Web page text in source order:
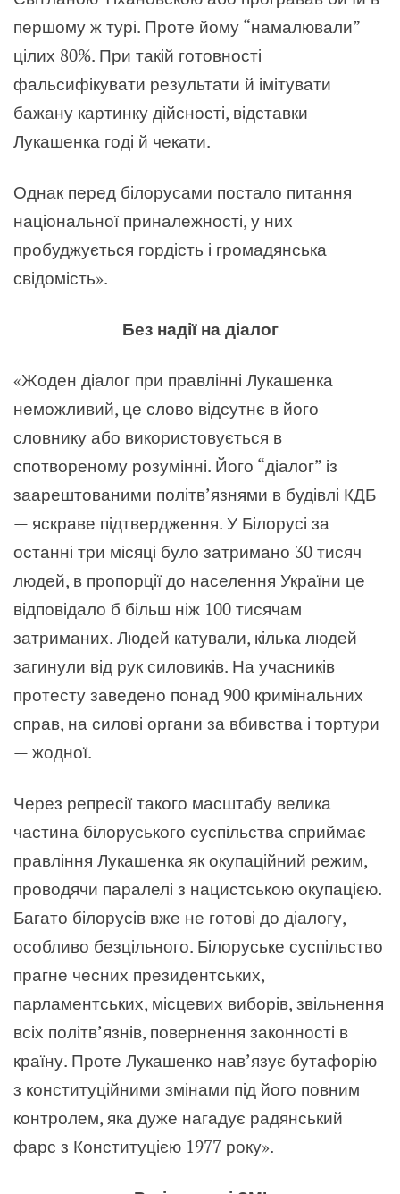
першому ж турі. Проте йому “намалювали”
цілих 80%. При такій готовності
фальсифікувати результати й імітувати
бажану картинку дійсності, відставки
Лукашенка годі й чекати.
Однак перед білорусами постало питання
національної приналежності, у них
пробуджується гордість і громадянська
свідомість».
Без надії на діалог
«Жоден діалог при правлінні Лукашенка
неможливий, це слово відсутнє в його
словнику або використовується в
спотвореному розумінні. Його “діалог” із
заарештованими політв’язнями в будівлі КДБ
— яскраве підтвердження. У Білорусі за
останні три місяці було затримано 30 тисяч
людей, в пропорції до населення України це
відповідало б більш ніж 100 тисячам
затриманих. Людей катували, кілька людей
загинули від рук силовиків. На учасників
протесту заведено понад 900 кримінальних
справ, на силові органи за вбивства і тортури
— жодної.
Через репресії такого масштабу велика
частина білоруського суспільства сприймає
правління Лукашенка як окупаційний режим,
проводячи паралелі з нацистською окупацією.
Багато білорусів вже не готові до діалогу,
особливо безцільного. Білоруське суспільство
прагне чесних президентських,
парламентських, місцевих виборів, звільнення
всіх політв’язнів, повернення законності в
країну. Проте Лукашенко нав’язує бутафорію
з конституційними змінами під його повним
контролем, яка дуже нагадує радянський
фарс з Конституцією 1977 року».